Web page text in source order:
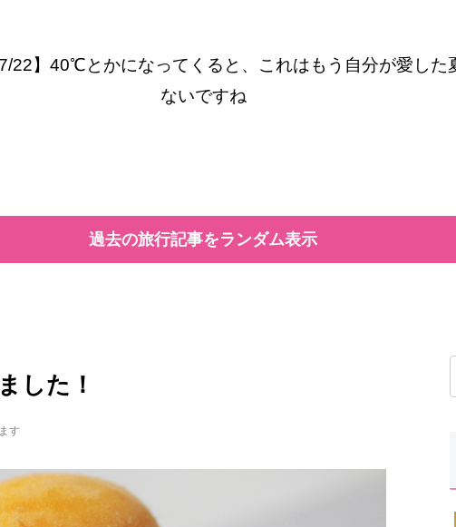
22】40℃とかになってくると、これはもう自分が愛した
ないですね
過去の旅行記事をランダム表示
した！
す